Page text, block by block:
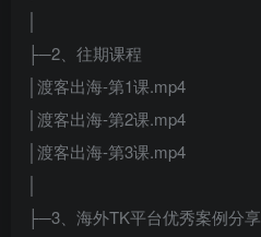
├─2、往期课程
│渡客出海-第1课.mp4
│渡客出海-第2课.mp4
│渡客出海-第3课.mp4
├─3、海外TK平台优秀案例分享